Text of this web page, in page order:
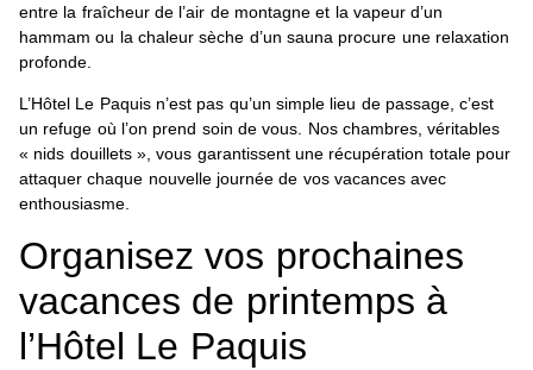
entre la fraîcheur de l’air de montagne et la vapeur d’un
hammam ou la chaleur sèche d’un sauna procure une relaxation
profonde.
L’Hôtel Le Paquis n’est pas qu’un simple lieu de passage, c’est
un refuge où l’on prend soin de vous. Nos chambres, véritables
« nids douillets », vous garantissent une récupération totale pour
attaquer chaque nouvelle journée de vos vacances avec
enthousiasme.
Organisez vos prochaines
vacances de printemps à
l’Hôtel Le Paquis